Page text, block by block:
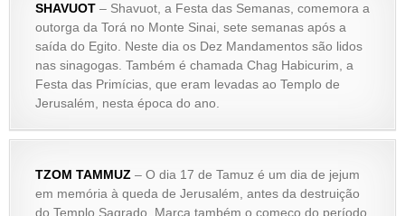
SHAVUOT – Shavuot, a Festa das Semanas, comemora a
outorga da Torá no Monte Sinai, sete semanas após a
saída do Egito. Neste dia os Dez Mandamentos são lidos
nas sinagogas. Também é chamada Chag Habicurim, a
Festa das Primícias, que eram levadas ao Templo de
Jerusalém, nesta época do ano.
TZOM TAMMUZ – O dia 17 de Tamuz é um dia de jejum
em memória à queda de Jerusalém, antes da destruição
do Templo Sagrado. Marca também o começo do período